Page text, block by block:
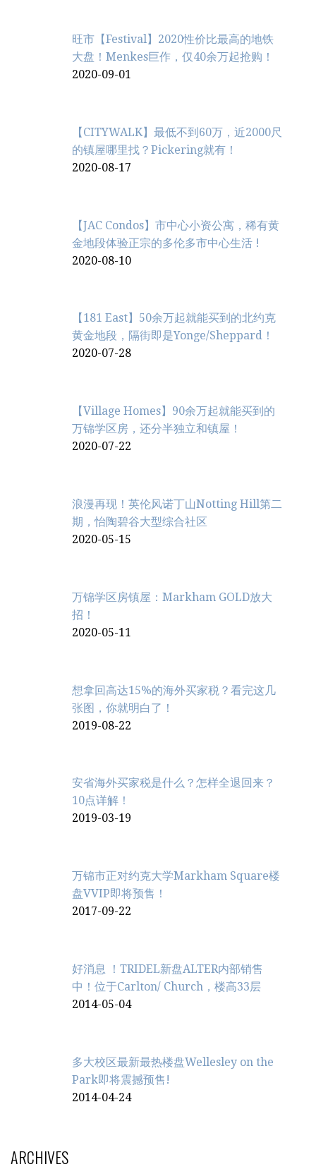
旺市【Festival】2020性价比最高的地铁
大盘！Menkes巨作，仅40余万起抢购！
2020-09-01
【CITYWALK】最低不到60万，近2000尺
的镇屋哪里找？Pickering就有！
2020-08-17
【JAC Condos】市中心小资公寓，稀有黄
金地段体验正宗的多伦多市中心生活 !
2020-08-10
【181 East】50余万起就能买到的北约克
黄金地段，隔街即是Yonge/Sheppard！
2020-07-28
【Village Homes】90余万起就能买到的
万锦学区房，还分半独立和镇屋！
2020-07-22
浪漫再现！英伦风诺丁山Notting Hill第二
期，怡陶碧谷大型综合社区
2020-05-15
万锦学区房镇屋：Markham GOLD放大
招！
2020-05-11
想拿回高达15%的海外买家税？看完这几
张图，你就明白了！
2019-08-22
安省海外买家税是什么？怎样全退回来？
10点详解！
2019-03-19
万锦市正对约克大学Markham Square楼
盘VVIP即将预售！
2017-09-22
好消息 ！TRIDEL新盘ALTER内部销售
中！位于Carlton/ Church，楼高33层
2014-05-04
多大校区最新最热楼盘Wellesley on the
Park即将震撼预售!
2014-04-24
ARCHIVES